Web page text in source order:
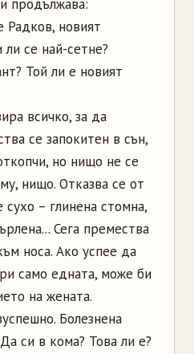
продължава:
Радков, новият
се най-сетне?
Той ли е новият
всичко, за да
се запокитен в сън,
но нищо не се
нищо. Отказва се от
сухо – глинена стомна,
Сега премества
носа. Ако успее да
само едната, може би
на жената.
Болезнена
си в кома? Това ли е?